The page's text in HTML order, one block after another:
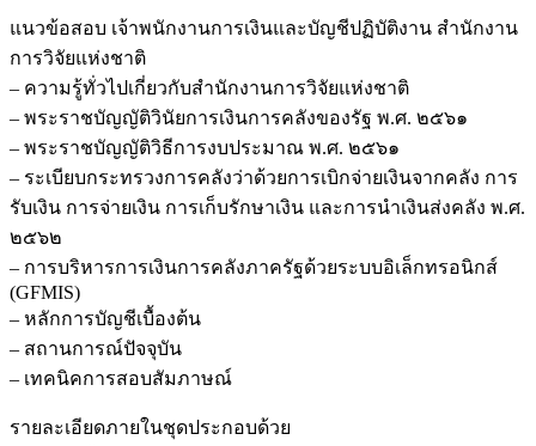
แนวข้อสอบ เจ้าพนักงานการเงินและบัญชีปฏิบัติงาน สำนักงาน
การวิจัยแห่งชาติ
– ความรู้ทั่วไปเกี่ยวกับสำนักงานการวิจัยแห่งชาติ
– พระราชบัญญัติวินัยการเงินการคลังของรัฐ พ.ศ. ๒๕๖๑
– พระราชบัญญัติวิธีการงบประมาณ พ.ศ. ๒๕๖๑
– ระเบียบกระทรวงการคลังว่าด้วยการเบิกจ่ายเงินจากคลัง การ
รับเงิน การจ่ายเงิน การเก็บรักษาเงิน และการนำเงินส่งคลัง พ.ศ.
๒๕๖๒
– การบริหารการเงินการคลังภาครัฐด้วยระบบอิเล็กทรอนิกส์
(GFMIS)
– หลักการบัญชีเบื้องต้น
– สถานการณ์ปัจจุบัน
– เทคนิคการสอบสัมภาษณ์
รายละเอียดภายในชุดประกอบด้วย